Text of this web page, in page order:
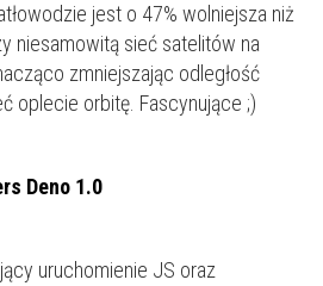
jest o 47% wolniejsza niż
niesamowitą sieć satelitów na
zmniejszając odległość
oplecie orbitę. Fascynujące ;)
Deno 1.0
uruchomienie JS oraz